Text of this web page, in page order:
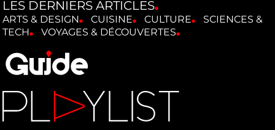
LES DERNIERS ARTICLES
ARTS & DESIGN CUISINE CULTURE
SCIENCES &
TECH
VOYAGES & DÉCOUVERTES